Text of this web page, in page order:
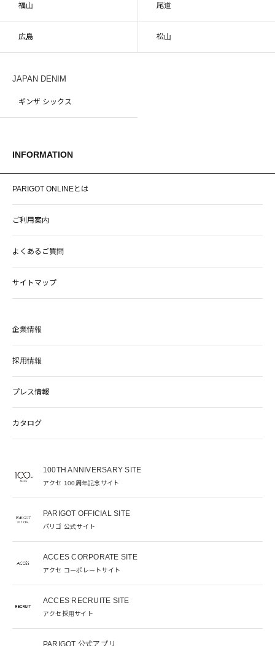
福山 尾道
広島 松山
JAPAN DENIM
ギンザ シックス
INFORMATION
PARIGOT ONLINEとは
ご利用案内
よくあるご質問
サイトマップ
企業情報
採用情報
プレス情報
カタログ
100TH ANNIVERSARY SITE
アクセ 100周年記念サイト
PARIGOT OFFICIAL SITE
パリゴ 公式サイト
ACCES CORPORATE SITE
アクセ コーポレートサイト
ACCES RECRUITE SITE
アクセ採用サイト
PARIGOT 公式アプリ